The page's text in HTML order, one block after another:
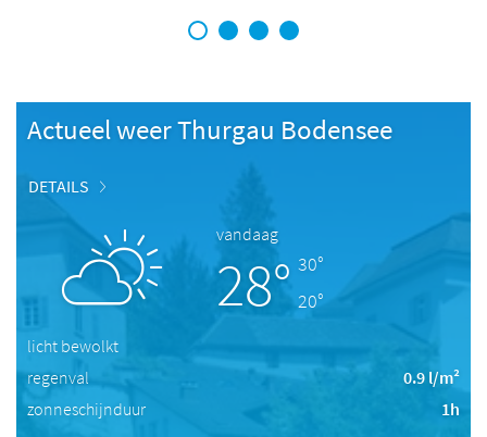
1 2 3 4
Actueel weer Thurgau Bodensee
DETAILS
vandaag
28° 30°
20°
licht bewolkt
regenval
0.9 l/m²
zonneschijnduur
1h